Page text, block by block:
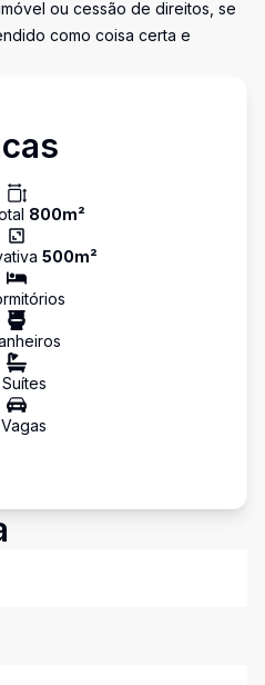
ou cessão de direitos, se
como coisa certa e
800m²
500m²
s
s
s
Vagas